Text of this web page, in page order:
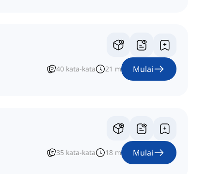
40 kata-kata 21 m Mulai
35 kata-kata 18 m Mulai